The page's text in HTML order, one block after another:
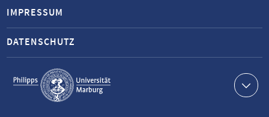
Service-
Navigation
IMPRESSUM
DATENSCHUTZ